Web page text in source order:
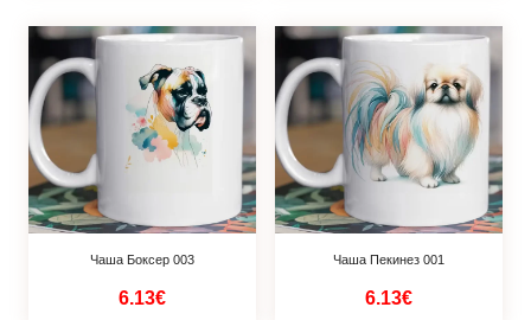
Чаша Боксер 003
6.13€
Чаша Пекинез 001
6.13€